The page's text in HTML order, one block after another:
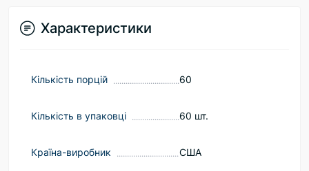
Характеристики
Кількість порцій 60
Кількість в упаковці 60 шт.
Країна-виробник США